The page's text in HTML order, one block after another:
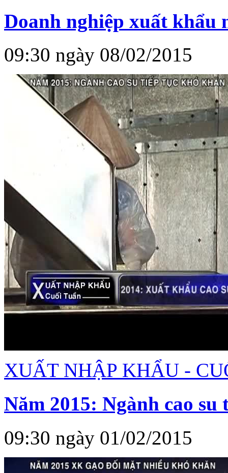
Doanh nghiệp xuất khẩu
09:30 ngày 08/02/2015
XUẤT NHẬP KHẨU -
Năm 2015: Ngành cao
09:30 ngày 01/02/2015